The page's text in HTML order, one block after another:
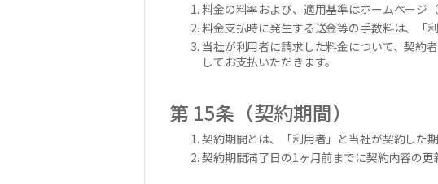
料金の料率および、適用基準はホームペー
料金支払時に発生する送金等の手数料は、「
当社が利用者に請求した料金について、契約
してお支払いただきます。
第 15条（契約期間）
契約期間とは、「利用者」と当社が契約した期
契約期間満了日の1ヶ月前までに契約内容の